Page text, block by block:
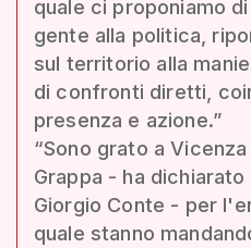
quale ci proponiamo
gente alla politica,
sul territorio alla
di confronti diretti,
presenza e azione.”
“Sono grato a
Grappa - ha
Giorgio Conte - per
quale stanno